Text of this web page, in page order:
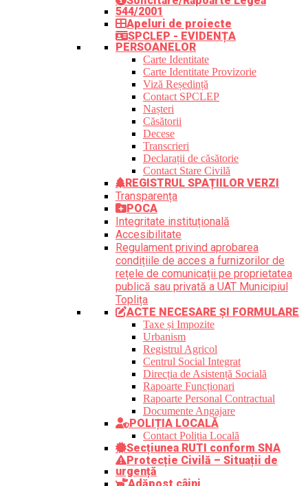
544/2001
Apeluri de proiecte
SPCLEP - EVIDENȚA
PERSOANELOR
Carte Identitate
Carte Identitate Provizorie
Viză Reședință
Contact SPCLEP
Nașteri
Căsătorii
Decese
Transcrieri
Declarații de căsătorie
Contact Stare Civilă
REGISTRUL SPAȚIILOR VERZI
Transparența
POCA
Integritate instituțională
Accesibilitate
Regulament privind aprobarea
condițiile de acces a furnizorilor de
rețele de comunicații pe proprietatea
publică sau privată a UAT Municipiul
Toplița
ACTE NECESARE ȘI FORMULARE
Taxe și Impozite
Urbanism
Registrul Agricol
Centrul Social Integrat
Direcția de Asistență Socială
Rapoarte Funcționari
Rapoarte Personal Contractual
Documente Angajare
POLIȚIA LOCALĂ
Contact Poliția Locală
Secțiunea RUTI conform SNA
Protecție Civilă – Situații de
urgență